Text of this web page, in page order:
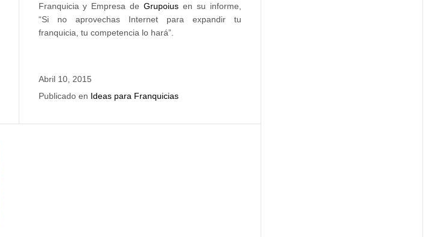
Franquicia y Empresa de Grupoius en su informe,
“Si no aprovechas Internet para expandir tu
franquicia, tu competencia lo hará”.
Abril 10, 2015
Publicado en Ideas para Franquicias